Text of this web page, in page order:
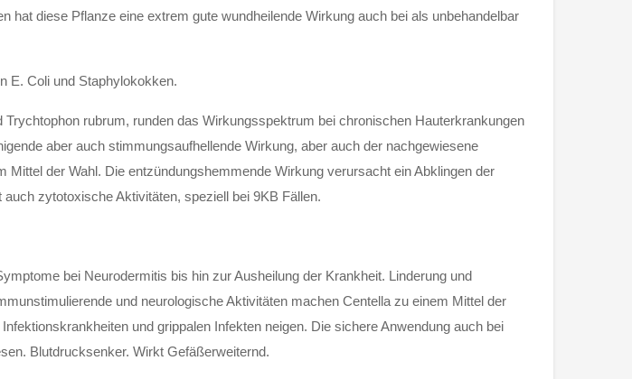
diese Pflanze eine extrem gute wundheilende Wirkung auch bei als unbehandelbar
E. Coli und Staphylokokken.
rubrum, runden das Wirkungsspektrum bei chronischen Hauterkrankungen
aber auch stimmungsaufhellende Wirkung, aber auch der nachgewiesene
der Wahl. Die entzündungshemmende Wirkung verursacht ein Abklingen der
zytotoxische Aktivitäten, speziell bei 9KB Fällen.
bei Neurodermitis bis hin zur Ausheilung der Krankheit. Linderung und
und neurologische Aktivitäten machen Centella zu einem Mittel der
und grippalen Infekten neigen. Die sichere Anwendung auch bei
Blutdrucksenker. Wirkt Gefäßerweiternd.